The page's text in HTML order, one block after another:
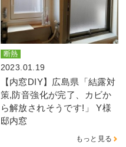
断熱
2023.01.19
【内窓DIY】広島県「結露対
策,防音強化が完了、カビか
ら解放されそうです!」 Y様
邸内窓
もっと見る